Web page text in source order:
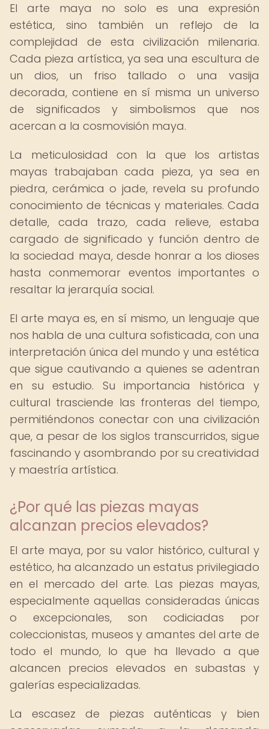
El arte maya no solo es una expresión
estética, sino también un reflejo de la
complejidad de esta civilización milenaria.
Cada pieza artística, ya sea una escultura de
un dios, un friso tallado o una vasija
decorada, contiene en sí misma un universo
de significados y simbolismos que nos
acercan a la cosmovisión maya.
La meticulosidad con la que los artistas
mayas trabajaban cada pieza, ya sea en
piedra, cerámica o jade, revela su profundo
conocimiento de técnicas y materiales. Cada
detalle, cada trazo, cada relieve, estaba
cargado de significado y función dentro de
la sociedad maya, desde honrar a los dioses
hasta conmemorar eventos importantes o
resaltar la jerarquía social.
El arte maya es, en sí mismo, un lenguaje que
nos habla de una cultura sofisticada, con una
interpretación única del mundo y una estética
que sigue cautivando a quienes se adentran
en su estudio. Su importancia histórica y
cultural trasciende las fronteras del tiempo,
permitiéndonos conectar con una civilización
que, a pesar de los siglos transcurridos, sigue
fascinando y asombrando por su creatividad
y maestría artística.
¿Por qué las piezas mayas
alcanzan precios elevados?
El arte maya, por su valor histórico, cultural y
estético, ha alcanzado un estatus privilegiado
en el mercado del arte. Las piezas mayas,
especialmente aquellas consideradas únicas
o excepcionales, son codiciadas por
coleccionistas, museos y amantes del arte de
todo el mundo, lo que ha llevado a que
alcancen precios elevados en subastas y
galerías especializadas.
La escasez de piezas auténticas y bien